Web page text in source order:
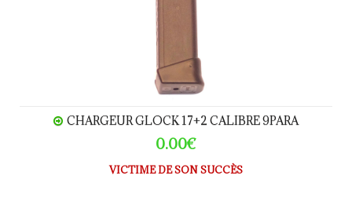
CHARGEUR GLOCK 17+2 CALIBRE 9PARA
0.00€
VICTIME DE SON SUCCÈS